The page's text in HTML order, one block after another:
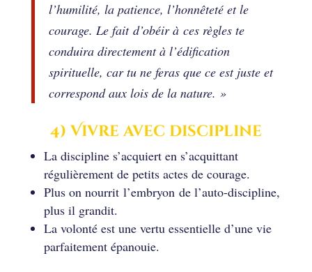
l’humilité, la patience, l’honnêteté et le
courage. Le fait d’obéir à ces règles te
conduira directement à l’édification
spirituelle, car tu ne feras que ce est juste et
correspond aux lois de la nature. »
4) Vivre avec discipline
La discipline s’acquiert en s’acquittant
régulièrement de petits actes de courage.
Plus on nourrit l’embryon de l’auto-discipline,
plus il grandit.
La volonté est une vertu essentielle d’une vie
parfaitement épanouie.